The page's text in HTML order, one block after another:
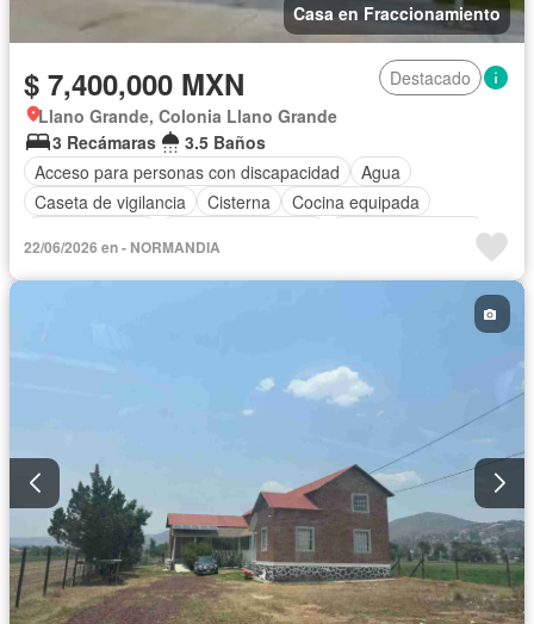
Casa en Fraccionamiento
$ 7,400,000 MXN
Destacado
Llano Grande, Colonia Llano Grande
3 Recámaras
3.5 Baños
Acceso para personas con discapacidad
Agua
Caseta de vigilancia
Cisterna
Cocina equipada
Electricidad
Estacionamiento
22/06/2026 en - NORMANDIA